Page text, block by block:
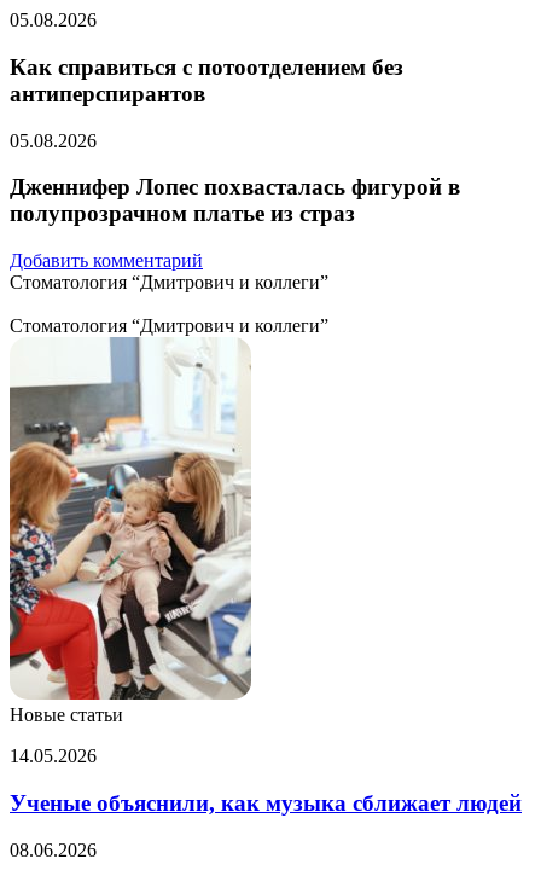
05.08.2026
Как справиться с потоотделением без
антиперспирантов
05.08.2026
Дженнифер Лопес похвасталась фигурой в
полупрозрачном платье из страз
Добавить комментарий
Стоматология “Дмитрович и коллеги”
Стоматология “Дмитрович и коллеги”
Новые статьи
Ученые
как
музыка
сближает
людей
14.05.2026
Ученые объяснили, как музыка сближает людей
Эксперт
08.06.2026